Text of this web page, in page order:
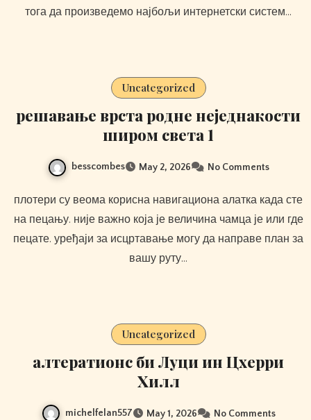
тога да произведемо најбољи интернетски систем…
Uncategorized
решавање врста родне неједнакости
широм света 1
besscombes May 2, 2026 No Comments
плотери су веома корисна навигациона алатка када сте
на пецању. није важно која је величина чамца је или где
пецате. уређаји за исцртавање могу да направе план за
вашу руту…
Uncategorized
алтератионс би Луци ин Цхерри
Хилл
michelfelan557 May 1, 2026 No Comments